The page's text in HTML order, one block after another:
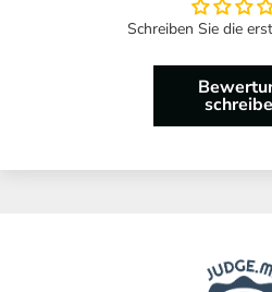
Schreiben Sie die